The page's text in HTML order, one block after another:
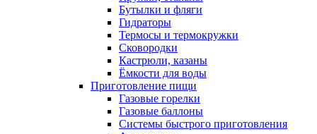
Бутылки и фляги
Гидраторы
Термосы и термокружки
Сковородки
Кастрюли, казаны
Ёмкости для воды
Приготовление пищи
Газовые горелки
Газовые баллоны
Системы быстрого приготовления